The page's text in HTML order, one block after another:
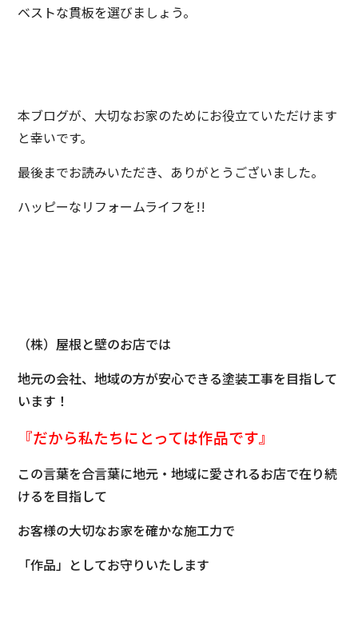
ベストな貫板を選びましょう。
本ブログが、大切なお家のためにお役立ていただけます
と幸いです。
最後までお読みいただき、ありがとうございました。
ハッピーなリフォームライフを!!
（株）屋根と壁のお店では
地元の会社、地域の方が安心できる塗装工事を目指して
います！
『だから私たちにとっては作品です』
この言葉を合言葉に地元・地域に愛されるお店で在り続
けるを目指して
お客様の大切なお家を確かな施工力で
「作品」としてお守りいたします